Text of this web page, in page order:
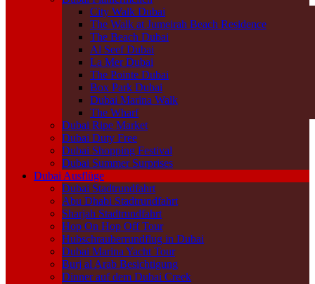
City Walk Dubai
The Walk at Jumeirah Beach Residence
The Beach Dubai
Al Seef Dubai
La Mer Dubai
The Pointe Dubai
Box Park Dubai
Dubai Marina Walk
The Wharf
Dubai Ripe Market
Dubai Duty Free
Dubai Shopping Festival
Dubai Summer Surprises
Dubai Ausflüge
Dubai Stadtrundfahrt
Abu Dhabi Stadtrundfahrt
Sharjah Stadtrundfahrt
Hop On Hop Off Tour
Hubschrauberrundflug in Dubai
Dubai Marina Yacht Tour
Burj al Arab Besichtigung
Dinner auf dem Dubai Creek